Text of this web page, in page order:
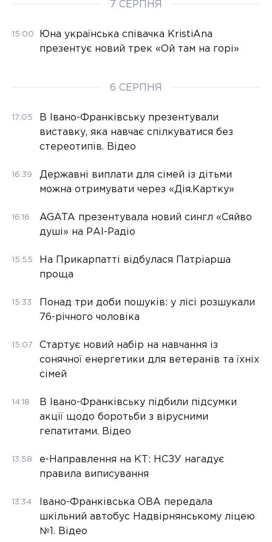
7 СЕРПНЯ
15:00
Юна українська співачка KristiAna
презентує новий трек «Ой там на горі»
6 СЕРПНЯ
17:05
В Івано-Франківську презентували
виставку, яка навчає спілкуватися без
стереотипів. Відео
16:39
Державні виплати для сімей із дітьми
можна отримувати через «Дія.Картку»
16:16
AGATA презентувала новий сингл «Сяйво
душі» на РАІ-Радіо
15:55
На Прикарпатті відбулася Патріарша
проща
15:33
Понад три доби пошуків: у лісі розшукали
76-річного чоловіка
15:07
Стартує новий набір на навчання із
сонячної енергетики для ветеранів та їхніх
сімей
14:18
В Івано-Франківську підбили підсумки
акції щодо боротьби з вірусними
гепатитами. Відео
13:58
е-Направлення на КТ: НСЗУ нагадує
правила виписування
13:34
Івано-Франківська ОВА передала
шкільний автобус Надвірнянському ліцею
№1. Відео